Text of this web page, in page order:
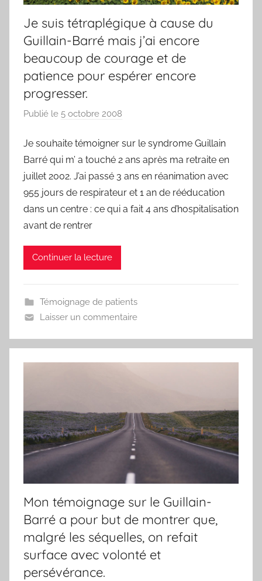
Je suis tétraplégique à cause du
Guillain-Barré mais j’ai encore
beaucoup de courage et de
patience pour espérer encore
progresser.
Publié le 5 octobre 2008
r
F
r
e
d
Je souhaite témoigner sur le syndrome Guillain
Barré qui m’ a touché 2 ans après ma retraite en
juillet 2002. J’ai passé 3 ans en réanimation avec
955 jours de respirateur et 1 an de rééducation
dans un centre : ce qui a fait 4 ans d’hospitalisation
avant de rentrer
Continuer la lecture
Témoignage de patients
Laisser un commentaire
Mon témoignage sur le Guillain-
Barré a pour but de montrer que,
malgré les séquelles, on refait
surface avec volonté et
persévérance.